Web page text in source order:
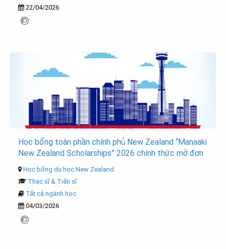
22/04/2026
Học bổng toàn phần chính phủ New Zealand “Manaaki
New Zealand Scholarships” 2026 chính thức mở đơn
Học bổng du học New Zealand
Thạc sĩ & Tiến sĩ
Tất cả ngành học
04/03/2026